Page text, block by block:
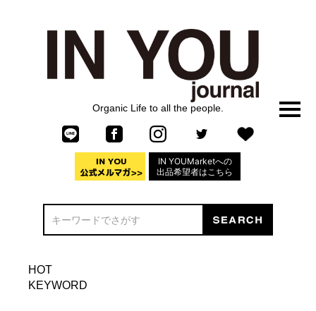
Organic Life to all the people.
IN YOUMarketへの
出品希望者はこちら
HOT
KEYWORD